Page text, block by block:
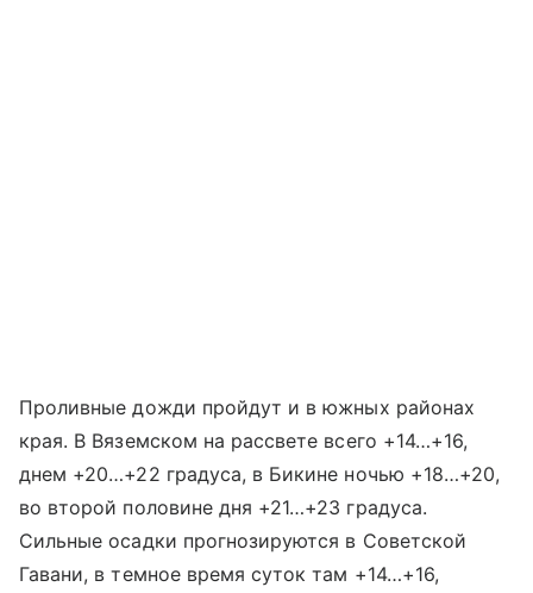
Проливные дожди пройдут и в южных районах
края. В Вяземском на рассвете всего +14…+16,
днем +20…+22 градуса, в Бикине ночью +18…+20,
во второй половине дня +21…+23 градуса.
Сильные осадки прогнозируются в Советской
Гавани, в темное время суток там +14…+16,